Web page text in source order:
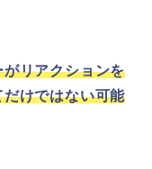
がリアクションを
けではない可能